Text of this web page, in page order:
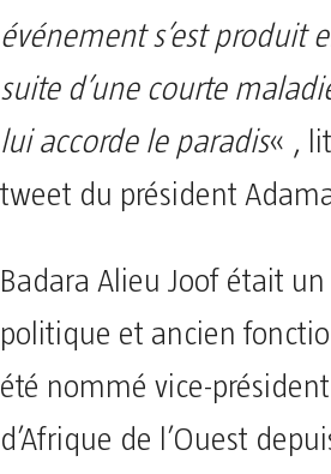
événement s’est produit
suite d’une courte
lui accorde le paradis« ,
tweet du président
Badara Alieu Joof était
politique et ancien
été nommé vice-
d’Afrique de l’Ouest